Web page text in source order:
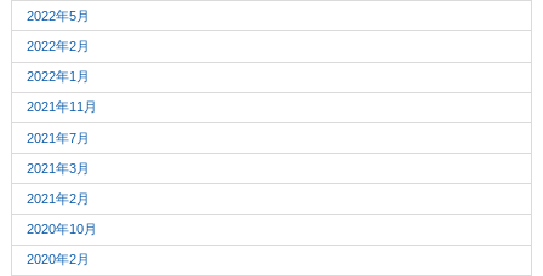
2022年5月
2022年2月
2022年1月
2021年11月
2021年7月
2021年3月
2021年2月
2020年10月
2020年2月